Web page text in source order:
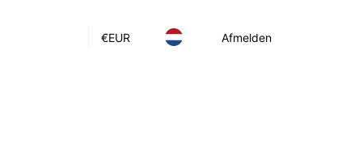
€EUR Afmelden